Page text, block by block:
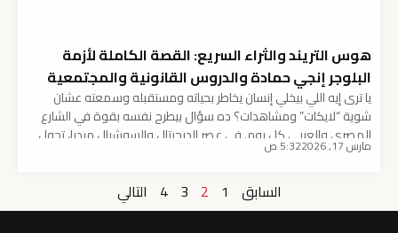
هوس التريند والثراء السريع: القصة الكاملة لأزمة
البلوجر إنجي حمادة والدروس القانونية والمجتمعية
يا ترى إيه اللي بيخلي إنسان يخاطر بحياته ومستقبله وسمعته عشان
شوية “لايكات” ومشاهدات؟ ده سؤال بيطرح نفسه بقوة في الشارع
المصري والعربي كل يوم. في عصر الديجيتال والسوشيال ميديا، تحول
“التريند” لساحر بيخطف عقول الشباب، والبحث عن “الربح السريع” بقى
النهاردة، وبصفتي متابع دقيق […]
مارس 17, 2026 5:32 ص
السابق 1
2
3
4 التالي